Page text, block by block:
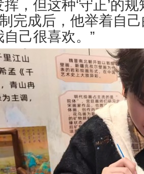
挥，但这种‘守正’的规
完成后，他举着自
己很喜欢。 ”